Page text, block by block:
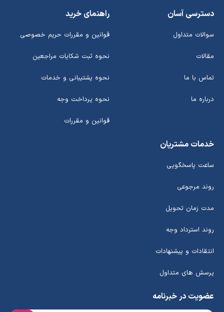
دسترسی آسان
سوالات متداول
مقالات
تماس با ما
درباره ما
راهنمای خرید
قوانین و مقررات حریم خصوصی
نحوه ثبت شکایات مراجعین
نحوه پشتیبانی و خدمات
نحوه پرداخت وجه
قوانین و مقررات
خدمات مشتریان
ساعت پاسخگویی
روند مرجوعی
مدت زمان تحویل
روند استرداد وجه
انتقادات و پیشنهادات
پرسش های متداول
عضویت در خبرنامه